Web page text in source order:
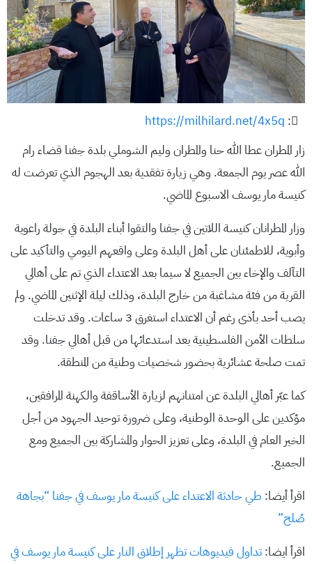
:
https://milhilard.net/4x5q
زار المطران عطا الله حنا والمطران وليم الشوملي بلدة جفنا قضاء رام
الله عصر يوم الجمعة. وهي زيارة تفقدية بعد الهجوم الذي تعرضت له
كنيسة مار يوسف الاسبوع الماضي.
وزار المطرانان كنيسة اللاتين في جفنا والتقوا أبناء البلدة في جولة راعوية
وأبوية، للاطمئنان على أهل البلدة وعلى واقعهم اليومي والتأكيد على
التآلف والإخاء بين الجميع لا سيما بعد الاعتداء الذي تم على أهالي
القرية من فئة مشاغبة من خارج البلدة، وذلك ليلة الإثنين الماضي. ولم
يصب أحد بأذى رغم أن الاعتداء استغرق 3 ساعات. وقد تدخلت
سلطات الأمن الفلسطينية بعد استدعائها من قبل أهالي جفنا. وقد
تمت صلحة عشائرية بحضور شخصيات وطنية من المنطقة.
كما عبّر أهالي البلدة عن امتنانهم لزيارة الأساقفة والكهنة المرافقين،
مؤكدين على الوحدة الوطنية، وعلى ضرورة توحيد الجهود من أجل
الخير العام في البلدة، وعلى تعزيز الحوار والمشاركة بين الجميع ومع
الجميع.
اقرأ أيضا: طي حادثة الاعتداء على كنيسة مار يوسف في جفنا “بجاهة
صُلح”
اقرأ ايضا: تداول فيديوهات تظهر إطلاق النار على كنيسة مار يوسف في